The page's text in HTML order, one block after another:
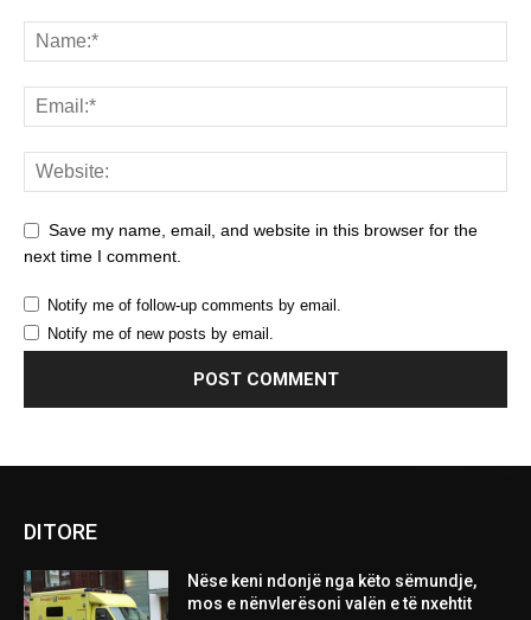
Save my name, email, and website in this browser for the
next time I comment.
Notify me of follow-up comments by email.
Notify me of new posts by email.
DITORE
Nëse keni ndonjë nga këto sëmundje,
mos e nënvlerësoni valën e të nxehtit